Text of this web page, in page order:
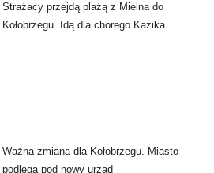
Strażacy przejdą plażą z Mielna do
Kołobrzegu. Idą dla chorego Kazika
Ważna zmiana dla Kołobrzegu. Miasto
podlega pod nowy urząd